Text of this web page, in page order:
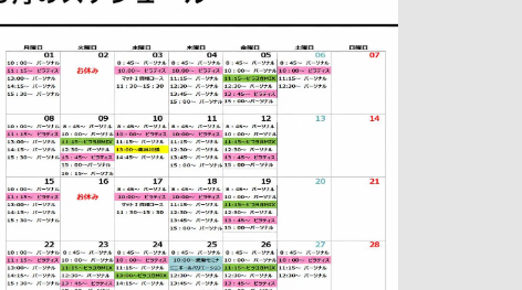
RESERVE